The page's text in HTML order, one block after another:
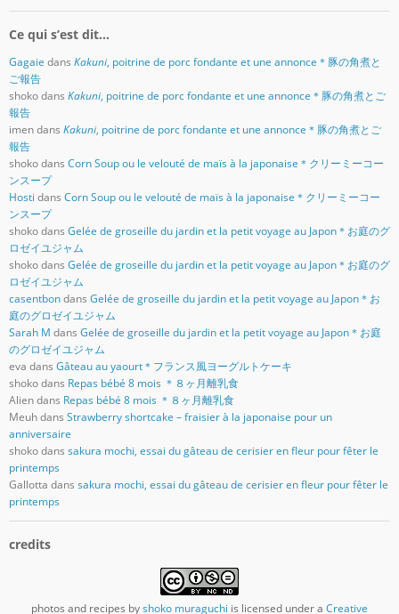
Ce qui s’est dit…
Gagaie dans Kakuni, poitrine de porc fondante et une annonce＊豚の角煮と
ご報告
shokodans Kakuni, poitrine de porc fondante et une annonce＊豚の角煮とご
報告
imendans Kakuni, poitrine de porc fondante et une annonce＊豚の角煮とご
報告
shokodans Corn Soup ou le velouté de maïs à la japonaise＊クリーミーコー
ンスープ
Hosti dans Corn Soup ou le velouté de maïs à la japonaise＊クリーミーコー
ンスープ
shokodans Gelée de groseille du jardin et la petit voyage au Japon＊お庭のグ
ロゼイユジャム
shokodans Gelée de groseille du jardin et la petit voyage au Japon＊お庭のグ
ロゼイユジャム
casentbondans Gelée de groseille du jardin et la petit voyage au Japon＊お
庭のグロゼイユジャム
Sarah M dans Gelée de groseille du jardin et la petit voyage au Japon＊お庭
のグロゼイユジャム
eva dans Gâteau au yaourt＊フランス風ヨーグルトケーキ
shokodans Repas bébé 8 mois ＊８ヶ月離乳食
Aliendans Repas bébé 8 mois ＊８ヶ月離乳食
Meuhdans Strawberry shortcake – fraisier à la japonaise pour un
anniversaire
shokodans sakura mochi, essai du gâteau de cerisier en fleur pour fêter le
printemps
Gallotta dans sakura mochi, essai du gâteau de cerisier en fleur pour fêter le
printemps
credits
photos and recipes byshoko muraguchi is licensed under a Creative